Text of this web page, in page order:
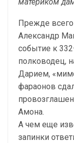
Прежде всего
Александр
событие к
полководец,
Дарием,
фараонов
Амона.
А чем еще
запинки